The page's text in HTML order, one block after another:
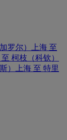
罗尔）
上海 至
至 柯枝（科钦）
）
上海 至 特里